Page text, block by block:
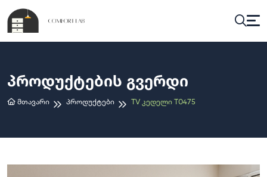
Პროდუქტების Გვერდი
Მთავარი Პროდუქტები TV Კედელი T0475